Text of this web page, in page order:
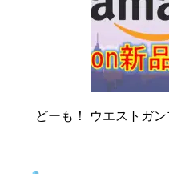
どーも！ ウエストガ